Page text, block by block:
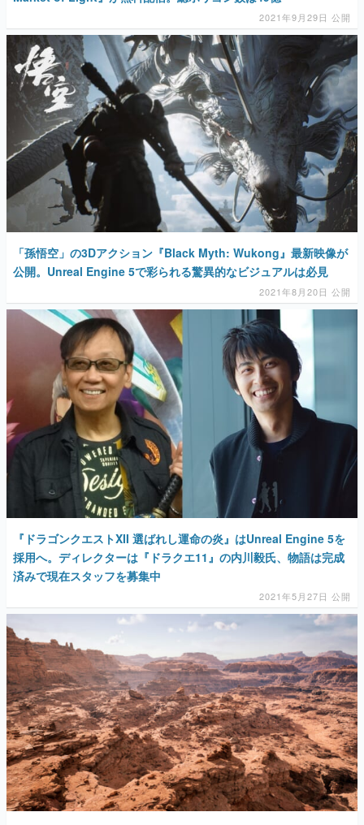
2021年9月29日 公開
「孫悟空」の3Dアクション『Black Myth: Wukong』最新映像が
公開。Unreal Engine 5で彩られる驚異的なビジュアルは必見
2021年8月20日 公開
『ドラゴンクエストXII 選ばれし運命の炎』はUnreal Engine 5を
採用へ。ディレクターは『ドラクエ11』の内川毅氏、物語は完成
済みで現在スタッフを募集中
2021年5月27日 公開